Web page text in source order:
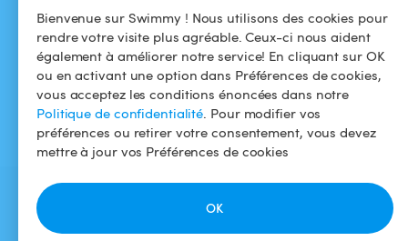
Bienvenue sur Swimmy ! Nous utilisons des cookies pour
rendre votre visite plus agréable. Ceux-ci nous aident
également à améliorer notre service! En cliquant sur OK
ou en activant une option dans Préférences de cookies,
vous acceptez les conditions énoncées dans notre
Politique de confidentialité. Pour modifier vos
préférences ou retirer votre consentement, vous devez
mettre à jour vos Préférences de cookies
OK